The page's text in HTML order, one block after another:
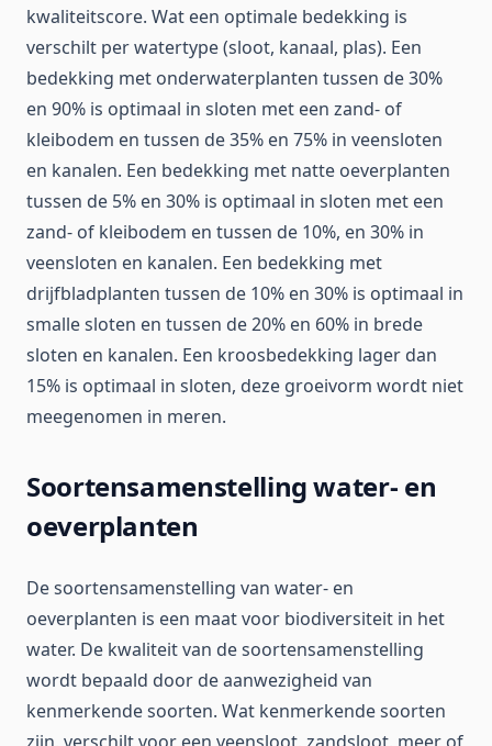
kwaliteitscore. Wat een optimale bedekking is
verschilt per watertype (sloot, kanaal, plas). Een
bedekking met onderwaterplanten tussen de 30%
en 90% is optimaal in sloten met een zand- of
kleibodem en tussen de 35% en 75% in veensloten
en kanalen. Een bedekking met natte oeverplanten
tussen de 5% en 30% is optimaal in sloten met een
zand- of kleibodem en tussen de 10%, en 30% in
veensloten en kanalen. Een bedekking met
drijfbladplanten tussen de 10% en 30% is optimaal in
smalle sloten en tussen de 20% en 60% in brede
sloten en kanalen. Een kroosbedekking lager dan
15% is optimaal in sloten, deze groeivorm wordt niet
meegenomen in meren.
Soortensamenstelling water- en
oeverplanten
De soortensamenstelling van water- en
oeverplanten is een maat voor biodiversiteit in het
water. De kwaliteit van de soortensamenstelling
wordt bepaald door de aanwezigheid van
kenmerkende soorten. Wat kenmerkende soorten